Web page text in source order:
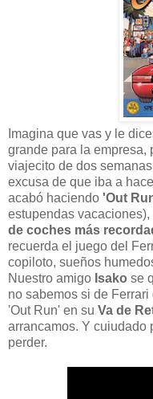
Imagina que vas y le
grande para la empresa,
viajecito de dos
excusa de que iba a
acabó haciendo 'Out
estupendas
de coches más
recuerda el juego del
copiloto, sueños
Nuestro amigo Isako se
no sabemos si de
'Out Run' en su Va de
arrancamos. Y cuiudado
perder.